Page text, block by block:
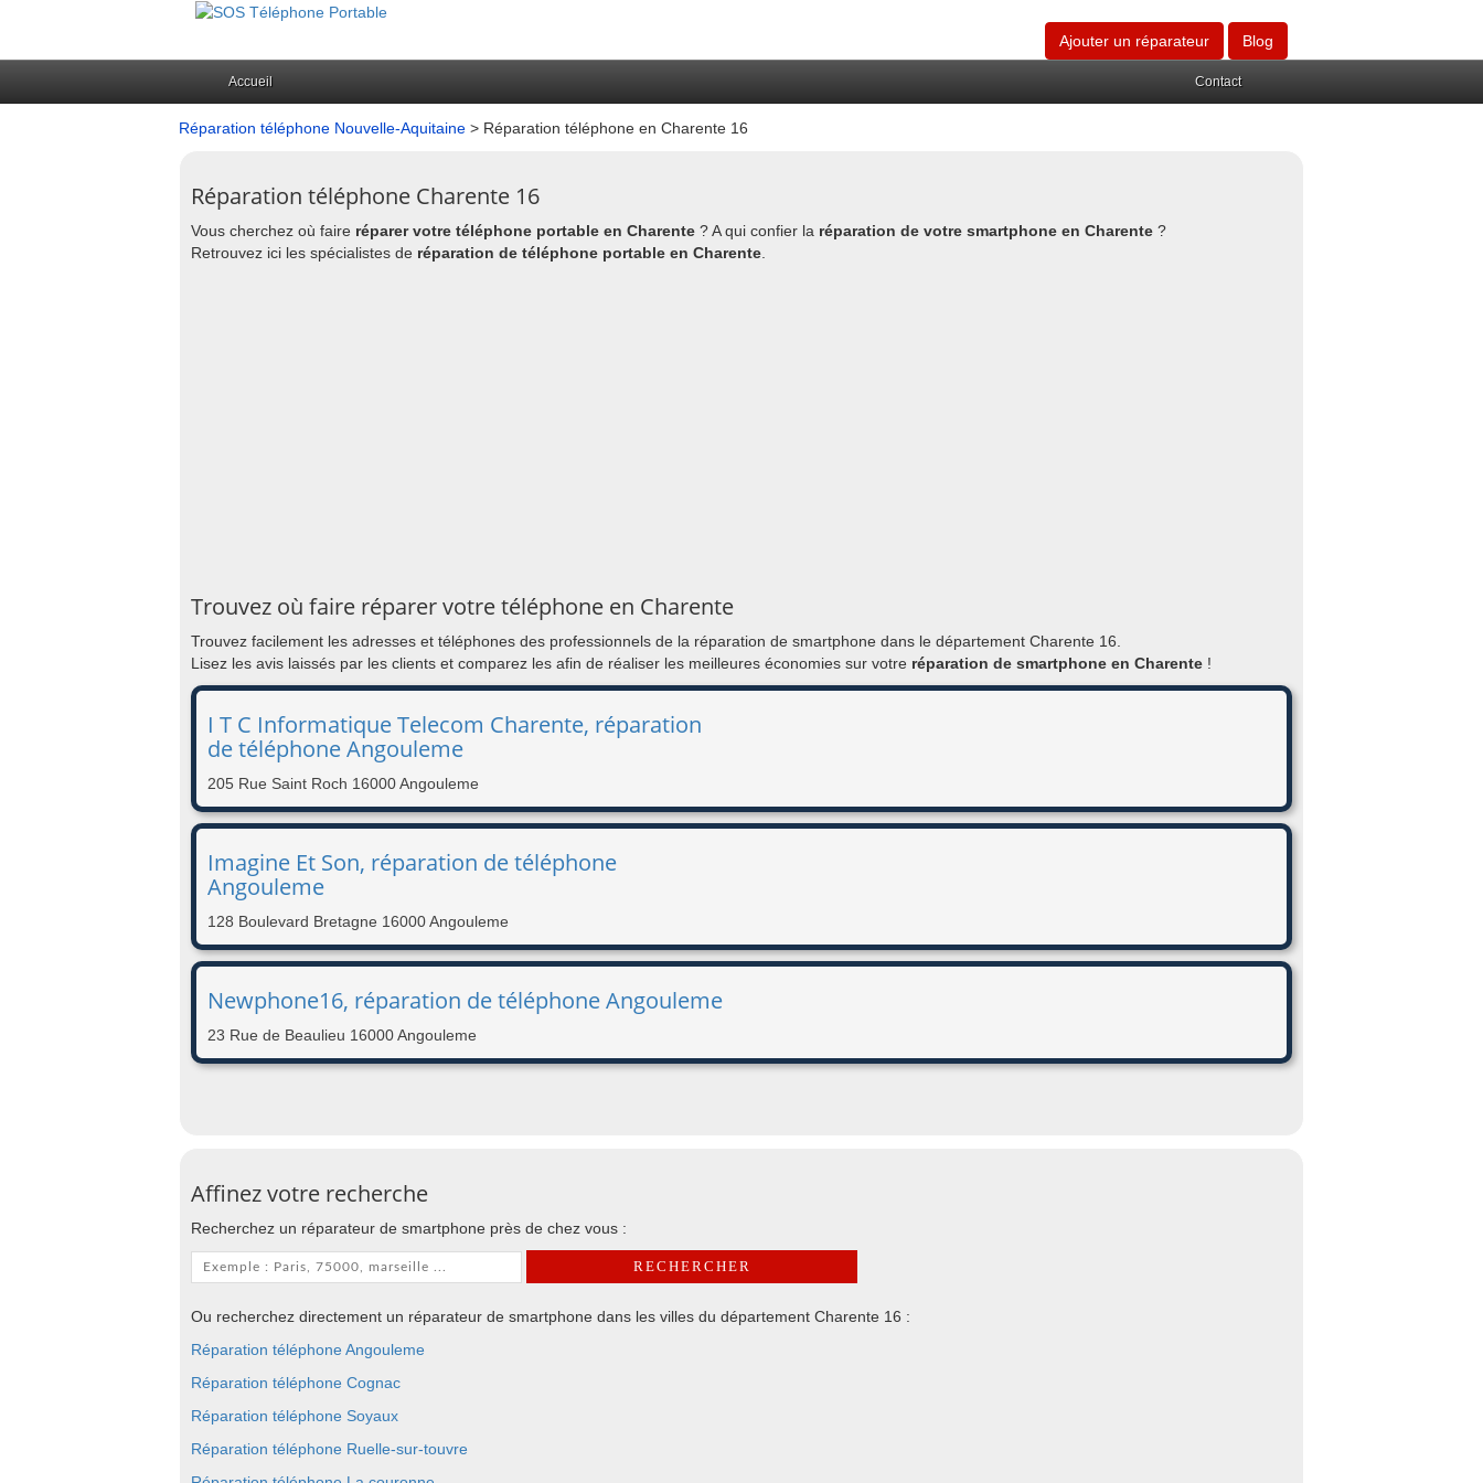
Ajouter un réparateur Blog
Accueil Contact
Réparation téléphone Nouvelle-Aquitaine > Réparation téléphone en Charente 16
Réparation téléphone Charente 16
Vous cherchez où faire réparer votre téléphone portable en Charente ? A qui confier la réparation de votre smartphone en Charente ?
Retrouvez ici les spécialistes de réparation de téléphone portable en Charente
Trouvez où faire réparer votre téléphone en Charente
Trouvez facilement les adresses et téléphones des professionnels de la réparation de smartphone dans le département Charente 16.
Lisez les avis laissés par les clients et comparez les afin de réaliser les meilleures économies sur votre réparation de smartphone en Charente !
I T C Informatique Telecom Charente, réparation
de téléphone Angouleme
205 Rue Saint Roch 16000 Angouleme
Imagine Et Son, réparation de téléphone
Angouleme
128 Boulevard Bretagne 16000 Angouleme
Newphone16, réparation de téléphone Angouleme
23 Rue de Beaulieu 16000 Angouleme
Affinez votre recherche
Recherchez un réparateur de smartphone près de chez vous :
Ou recherchez directement un réparateur de smartphone dans les villes du département Charente 16 :
Réparation téléphone Angouleme
Réparation téléphone Cognac
Réparation téléphone Soyaux
Réparation téléphone Ruelle-sur-touvre